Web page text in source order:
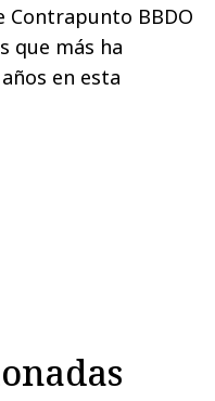
BBDO
que más ha
en esta